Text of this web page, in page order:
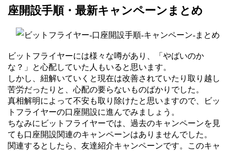
座開設手順・最新キャンペーンまとめ
ビットフライヤーには様々な噂があり、「やばいのか
な？」と心配していた人もいると思います。
しかし、紐解いていくと現在は改善されていたり取り越し
苦労だったりと、心配の要らないものばかりでした。
真相解明によって不安も取り除けたと思いますので、ビッ
トフライヤーの口座開設に進んでみましょう。
ちなみにビットフライヤーでは、過去のキャンペーンを見
ても口座開設関連のキャンペーンはありませんでした。
関連するとしたら、友達紹介キャンペーンです。このキャ